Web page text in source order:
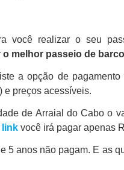
você realizar o seu
o melhor passeio de
a opção de
e preços acessíveis.
de Arraial do Cabo o
link você irá pagar apenas
5 anos não pagam. E as